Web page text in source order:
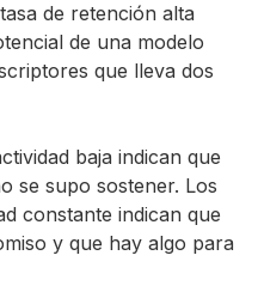
de retención alta
de una modelo
que lleva dos
baja indican que
se supo sostener. Los
constante indican que
y que hay algo para